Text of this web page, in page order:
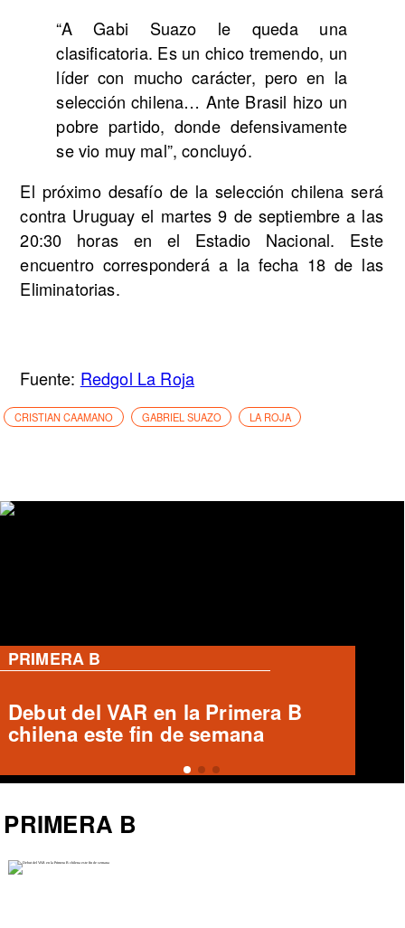
“A Gabi Suazo le queda una
clasificatoria. Es un chico tremendo, un
líder con mucho carácter, pero en la
selección chilena… Ante Brasil hizo un
pobre partido, donde defensivamente
se vio muy mal”, concluyó.
El próximo desafío de la selección chilena será
contra Uruguay el martes 9 de septiembre a las
20:30 horas en el Estadio Nacional. Este
encuentro corresponderá a la fecha 18 de las
Eliminatorias.
Fuente: Redgol La Roja
CRISTIAN CAAMANO GABRIEL SUAZO LA ROJA
PRIMERA B
Ronald Fuentes habla sobre caso
Enzo Riquelme y Ángelo Araos
PRIMERA B